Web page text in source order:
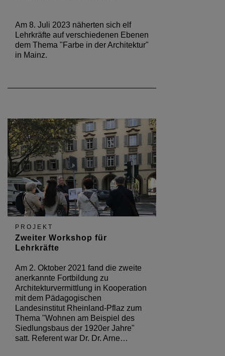
Am 8. Juli 2023 näherten sich elf
Lehrkräfte auf verschiedenen Ebenen
dem Thema "Farbe in der Architektur"
in Mainz.
PROJEKT
Zweiter Workshop für
Lehrkräfte
Am 2. Oktober 2021 fand die zweite
anerkannte Fortbildung zu
Architekturvermittlung in Kooperation
mit dem Pädagogischen
Landesinstitut Rheinland-Pflaz zum
Thema "Wohnen am Beispiel des
Siedlungsbaus der 1920er Jahre"
satt. Referent war Dr. Dr. Arne…